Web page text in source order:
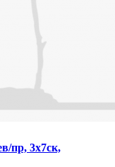
пр, 3x7ск,